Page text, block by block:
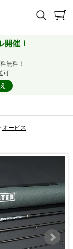
開催！
無料！
可
オービス